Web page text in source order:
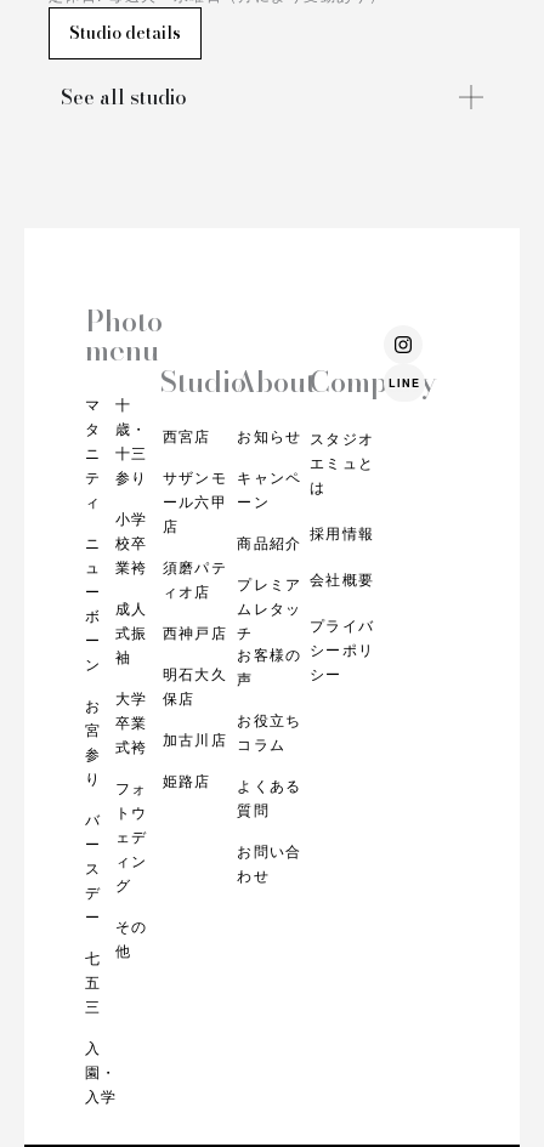
Studio details
See all studio
Photo
menu
マ
タ
ニ
テ
ィ
ニ
ュ
ー
ボ
ー
ン
お
宮
参
り
バ
ー
ス
デ
ー
七
五
三
入
園・
入学
十
歳・
十三
参り
小学
校卒
業袴
成人
式振
袖
大学
卒業
式袴
フォ
トウ
ェデ
ィン
グ
その
他
Studio
西宮店
サザンモ
ール六甲
店
須磨パテ
ィオ店
西神戸店
明石大久
保店
加古川店
姫路店
About
お知らせ
キャンペ
ーン
商品紹介
プレミア
ムレタッ
チ
お客様の
声
お役立ち
コラム
よくある
質問
お問い合
わせ
Company
スタジオ
エミュと
は
採用情報
会社概要
プライバ
シーポリ
シー
I
n
s
t
LINE